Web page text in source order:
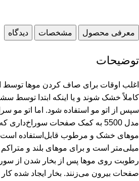
معرفی محصول مشخصات دیدگاه
توضیحات
اغلب اوقات برای صاف کردن موها توسط
کاملاً خشک شوند و یا اینکه ابتدا توسط
سپس از اتو مو استفاده شود. اما اتو
مدل 5500 به کمک صفحات
میلی‌متر است و برای موهای بلند و
رطوبت روی موها پس از بخار شدن از
صفحات بیرون می‌زنند. بخار ایجاد شده